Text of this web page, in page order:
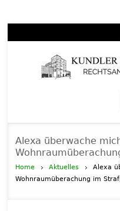
Alexa überwache
Home Aktuelles
Alexa
Wohnraumüberachung im